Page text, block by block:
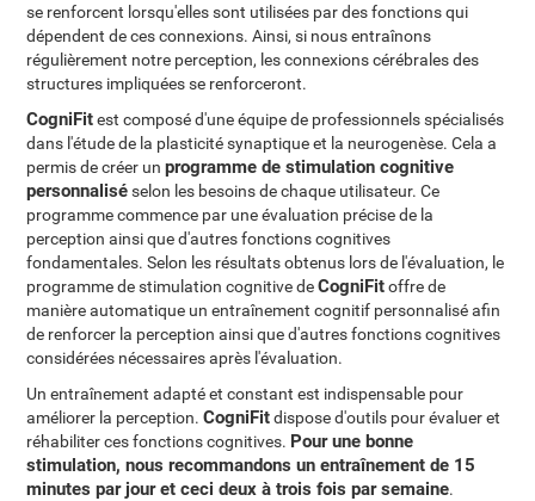
se renforcent lorsqu'elles sont utilisées par des fonctions qui
dépendent de ces connexions. Ainsi, si nous entraînons
régulièrement notre perception, les connexions cérébrales des
structures impliquées se renforceront.
CogniFitest composé d'une équipe de professionnels spécialisés
dans l'étude de la plasticité synaptique et la neurogenèse. Cela a
permis de créer unprogramme de stimulation cognitive
personnaliséselon les besoins de chaque utilisateur. Ce
programme commence par une évaluation précise de la
perception ainsi que d'autres fonctions cognitives
fondamentales. Selon les résultats obtenus lors de l'évaluation, le
programme de stimulation cognitive deCogniFitoffre de
manière automatique un entraînement cognitif personnalisé afin
de renforcer la perception ainsi que d'autres fonctions cognitives
considérées nécessaires après l'évaluation.
Un entraînement adapté et constant est indispensable pour
améliorer la perception.CogniFitdispose d'outils pour évaluer et
réhabiliter ces fonctions cognitives. Pour une bonne
stimulation, nous recommandons un entraînement de 15
minutes par jour et ceci deux à trois fois par semaine.